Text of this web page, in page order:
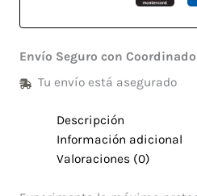
Envío Seguro con
Tu envío está asegurado
Descripción
Información adicional
Valoraciones (0)